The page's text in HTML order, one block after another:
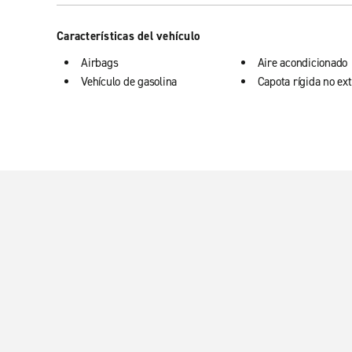
Características del vehículo
Airbags
Vehículo de gasolina
Aire acondicionado
Capota rígida no